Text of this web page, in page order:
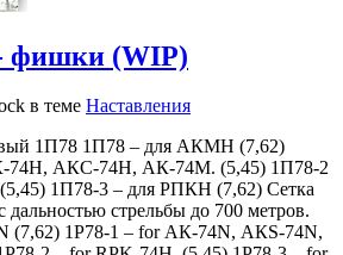
фишки (WIP)
в теме Наставления
1П78 1П78 – для АКМН (7,62)
74Н, АКС-74Н, АК-74М. (5,45) 1П78-2
1П78-3 – для РПКН (7,62) Сетка
стрельбы до 700 метров.
(7,62) 1P78-1 – for АК-74N, АКS-74N,